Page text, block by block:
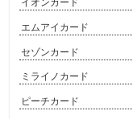
イオンカード
エムアイカード
セゾンカード
ミライノカード
ピーチカード